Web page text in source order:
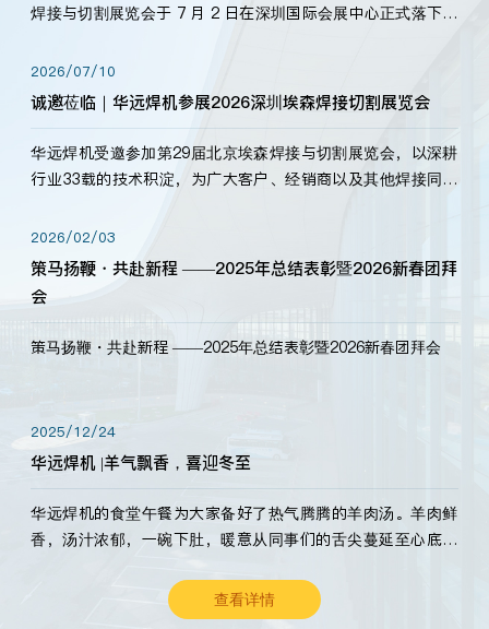
焊接与切割展览会于 7 月 2 日在深圳国际会展中心正式落下帷
标准，持之以恒研发新产品、新技术。新老客户、行业伙伴、
海内外客户为目睹公司发布的新产…
2026/07/10
诚邀莅临｜华远焊机参展2026深圳埃森焊接切割展览会
华远焊机受邀参加第29届北京埃森焊接与切割展览会，以深耕
行业33载的技术积淀，为广大客户、经销商以及其他焊接同仁
2026/02/03
策马扬鞭・共赴新程 ——2025年总结表彰暨2026新春团拜
会
策马扬鞭・共赴新程 ——2025年总结表彰暨2026新春团拜会
2025/12/24
华远焊机 |羊气飘香，喜迎冬至
华远焊机的食堂午餐为大家备好了热气腾腾的羊肉汤。羊肉鲜
香，汤汁浓郁，一碗下肚，暖意从同事们的舌尖蔓延至心底。
查看详情